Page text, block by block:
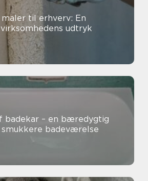
til erhverv: En
udtryk
badekar – en bæredygtig
badeværelse